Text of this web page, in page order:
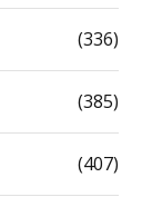
(336)
(385)
(407)